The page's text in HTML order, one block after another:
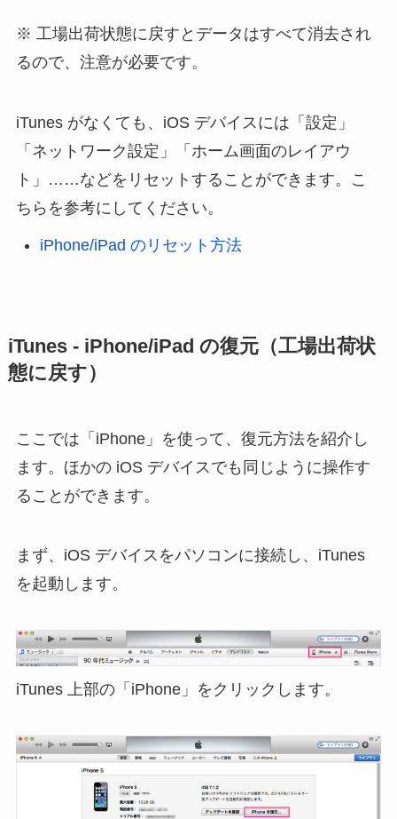
※ 工場出荷状態に戻すとデータはすべて消去され
るので、注意が必要です。
iTunes がなくても、iOS デバイスには「設定」
「ネットワーク設定」「ホーム画面のレイアウ
ト」……などをリセットすることができます。こ
ちらを参考にしてください。
iPhone/iPad のリセット方法
iTunes - iPhone/iPad の復元（工場出荷状
態に戻す）
ここでは「iPhone」を使って、復元方法を紹介し
ます。ほかの iOS デバイスでも同じように操作す
ることができます。
まず、iOS デバイスをパソコンに接続し、iTunes
を起動します。
iTunes 上部の「iPhone」をクリックします。